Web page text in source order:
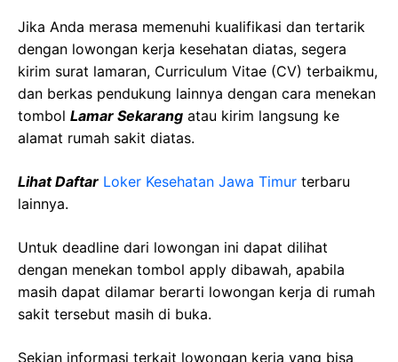
Jika Anda merasa memenuhi kualifikasi dan tertarik
dengan lowongan kerja kesehatan diatas, segera
kirim surat lamaran, Curriculum Vitae (CV) terbaikmu,
dan berkas pendukung lainnya dengan cara menekan
tombol Lamar Sekarang atau kirim langsung ke
alamat rumah sakit diatas.
Lihat Daftar Loker Kesehatan Jawa Timur terbaru
lainnya.
Untuk deadline dari lowongan ini dapat dilihat
dengan menekan tombol apply dibawah, apabila
masih dapat dilamar berarti lowongan kerja di rumah
sakit tersebut masih di buka.
Sekian informasi terkait lowongan kerja yang bisa